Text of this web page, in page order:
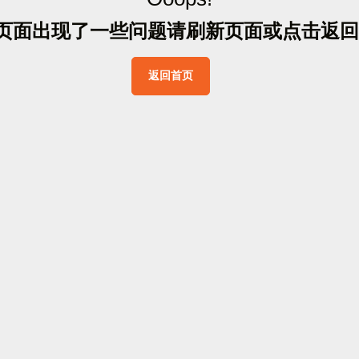
面出现了一些问题请刷新页面或点击返 回
返回首页